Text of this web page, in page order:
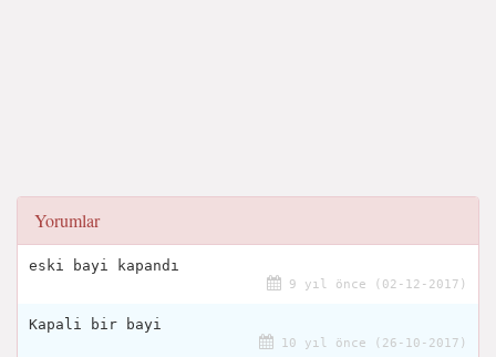
Yorumlar
eski bayi kapandı
9 yıl önce (02-12-2017)
Kapali bir bayi
10 yıl önce (26-10-2017)